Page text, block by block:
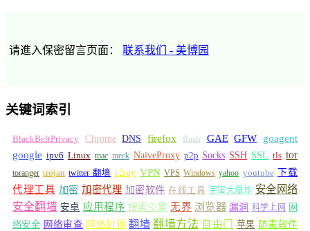
请進入保密留言页面： 联系我们 - 美博园
关键词索引
BlackBeltPrivacy Chrome DNS firefox flash GAE GFW
goagent
google ipv6 Linux mac meek NaiveProxy p2p Socks SSH SSL tls tor
toranger trojan twitter 翻墙 v2ray VPN VPS Windows yahoo youtube 下载
代理工具 加密 加密代理 加密软件 在线工具 宇宙大爆炸 安全网络
安全翻墙 安卓 应用程序 搜索引擎 无界 浏览器 漏洞 科学上网 网
络安全 网络审查 网络封锁 翻墙 翻墙方法 自由门 苹果 防毒软件